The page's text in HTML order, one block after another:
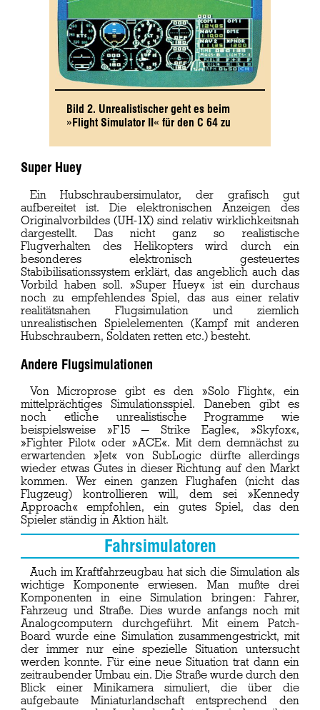
Bild 2. Unrealistischer geht es beim
»Flight Simulator II« für den C 64 zu
Super Huey
Ein Hubschraubersimulator, der grafisch gut
aufbereitet ist. Die elektronischen Anzeigen des
Originalvorbildes (UH-1X) sind relativ wirklichkeitsnah
dargestellt. Das nicht ganz so realistische
Flugverhalten des Helikopters wird durch ein
besonderes elektronisch gesteuertes
Stabibilisationssystem erklärt, das angeblich auch das
Vorbild haben soll. »Super Huey« ist ein durchaus
noch zu empfehlendes Spiel, das aus einer relativ
realitätsnahen Flugsimulation und ziemlich
unrealistischen Spielelementen (Kampf mit anderen
Hubschraubern, Soldaten retten etc.) besteht.
Andere Flugsimulationen
Von Microprose gibt es den »Solo Flight«, ein
mittelprächtiges Simulationsspiel. Daneben gibt es
noch etliche unrealistische Programme wie
beispielsweise »F15 — Strike Eagle«, »Skyfox«,
»Fighter Pilot« oder »ACE«. Mit dem demnächst zu
erwartenden »Jet« von SubLogic dürfte allerdings
wieder etwas Gutes in dieser Richtung auf den Markt
kommen. Wer einen ganzen Flughafen (nicht das
Flugzeug) kontrollieren will, dem sei »Kennedy
Approach« empfohlen, ein gutes Spiel, das den
Spieler ständig in Aktion hält.
Fahrsimulatoren
Auch im Kraftfahrzeugbau hat sich die Simulation als
wichtige Komponente erwiesen. Man mußte drei
Komponenten in eine Simulation bringen: Fahrer,
Fahrzeug und Straße. Dies wurde anfangs noch mit
Analogcomputern durchgeführt. Mit einem Patch-
Board wurde eine Simulation zusammengestrickt, mit
der immer nur eine spezielle Situation untersucht
werden konnte. Für eine neue Situation trat dann ein
zeitraubender Umbau ein. Die Straße wurde durch den
Blick einer Minikamera simuliert, die über die
aufgebaute Miniaturlandschaft entsprechend den